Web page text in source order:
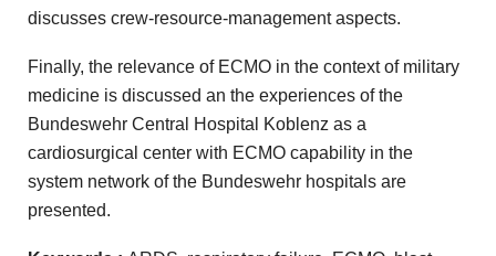
discusses crew-resource-management aspects.
Finally, the relevance of ECMO in the context of military
medicine is discussed an the experiences of the
Bundes­wehr Central Hospital Koblenz as a
cardiosurgical center with ECMO capability in the
system network of the Bundeswehr hospitals are
presented.